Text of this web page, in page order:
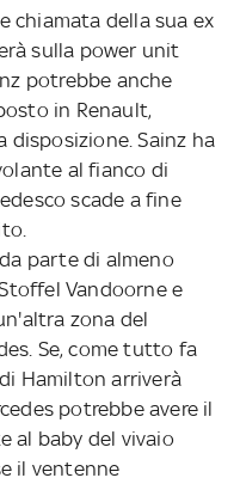
chiamata della sua ex
sulla power unit
potrebbe anche
in Renault,
disposizione. Sainz ha
al fianco di
scade a fine
parte di almeno
Vandoorne e
zona del
Se, come tutto fa
Hamilton arriverà
potrebbe avere il
al baby del vivaio
il ventenne